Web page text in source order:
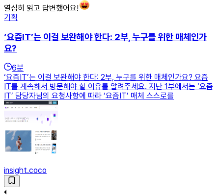
열심히 읽고 답변했어요!
기획
‘요즘IT’는 이걸 보완해야 한다: 2부, 누구를 위한 매체인가
요?
6분
‘요즘IT’는 이걸 보완해야 한다: 2부, 누구를 위한 매체인가요? 요즘
IT를 계속해서 방문해야 할 이유를 알려주세요. 지난 1부에서는 ‘요즘
IT’ 담당자님의 요청사항에 따라 ‘요즘IT’ 매체 스스로를
insight.coco